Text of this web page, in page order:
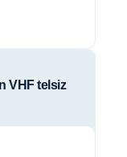
VHF telsiz